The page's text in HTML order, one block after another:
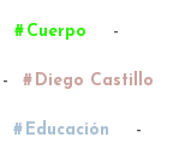
Cuerpo -
- Diego Castillo
Educación -